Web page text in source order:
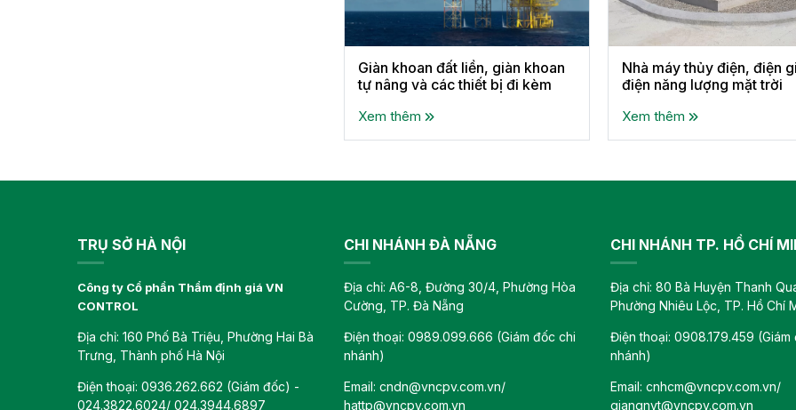
Giàn khoan đất liền, giàn khoan
tự nâng và các thiết bị đi kèm
Xem thêm
Nhà máy thủy điện, điện
điện năng lượng mặt trời
Xem thêm
TRỤ SỞ HÀ NỘI
Công ty Cổ phần Thẩm định giá VN
CONTROL
Địa chỉ: 160 Phố Bà Triệu, Phường Hai Bà
Trưng, Thành phố Hà Nội
Điện thoại: 0936.262.662 (Giám đốc) -
024.3822.6024/ 024.3944.6897
CHI NHÁNH ĐÀ NẴNG
Địa chỉ: A6-8, Đường 30/4, Phường Hòa
Cường, TP. Đà Nẵng
Điện thoại: 0989.099.666 (Giám đốc chi
nhánh)
Email: cndn@vncpv.com.vn/
hattp@vncpv.com.vn
CHI NHÁNH TP. HỒ CHÍ
Địa chỉ: 80 Bà Huyện Thanh
Phường Nhiêu Lộc, TP. Hồ Chí
Điện thoại: 0908.179.459 (Giám
nhánh)
Email: cnhcm@vncpv.com.vn/
giangnvt@vncpv.com.vn